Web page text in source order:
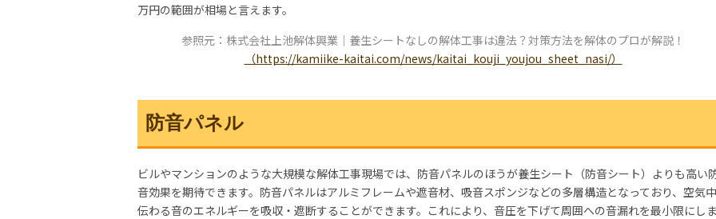
万円の範囲が相場と言えます。
参照元：株式会社上池解体興業｜養生シートなしの解体工事は違法？対策方法を解体のプロが解説！
（https://kamiike-kaitai.com/news/kaitai_kouji_youjou_sheet_nasi/）
防音パネル
ビルやマンションのような大規模な解体工事現場では、防音パネルのほうが養生シート（防音シート）よりも高い
音効果を期待できます。防音パネルはアルミフレームや遮音材、吸音スポンジなどの多層構造となっており、空気
伝わる音のエネルギーを吸収・遮断することができます。これにより、音圧を下げて周囲への音漏れを最小限にしま